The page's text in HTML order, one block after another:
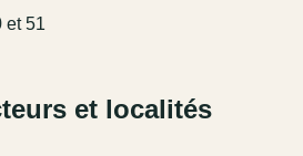
et 51
et localités